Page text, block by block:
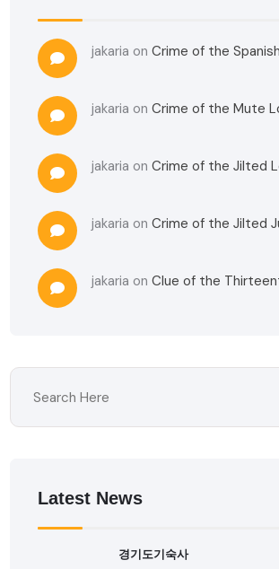
jakaria onCrime of the
jakaria onCrime of the Mute
jakaria onCrime of the Jilted
jakaria onCrime of the Jilted
jakaria onClue of the
Latest News
경기도기숙사